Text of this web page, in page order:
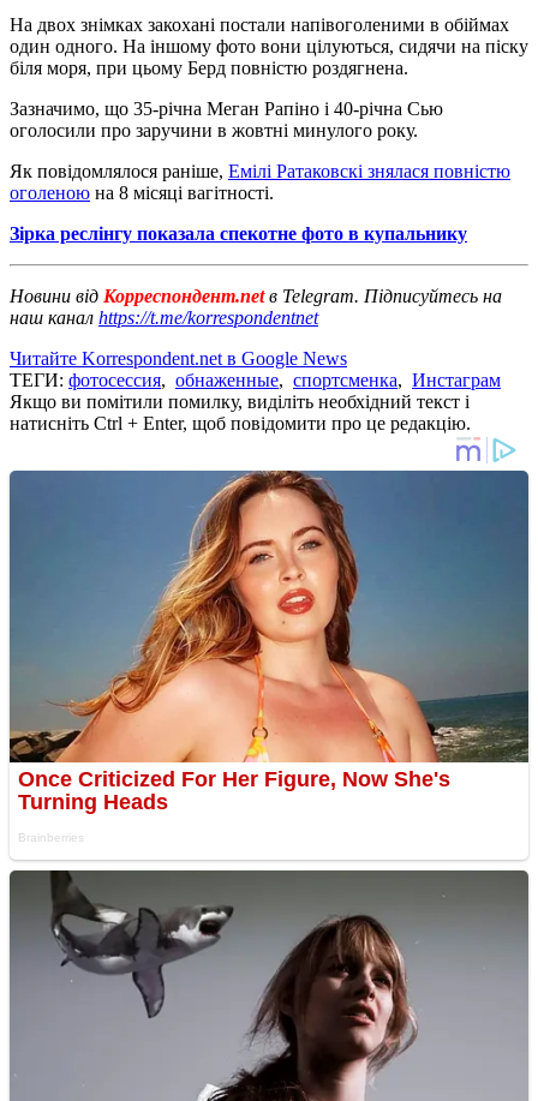
На двох знімках закохані постали напівоголеними в обіймах
один одного. На іншому фото вони цілуються, сидячи на піску
біля моря, при цьому Берд повністю роздягнена.
Зазначимо, що 35-річна Меган Рапіно і 40-річна Сью
оголосили про заручини в жовтні минулого року.
Як повідомлялося раніше, Емілі Ратаковскі знялася повністю
оголеною на 8 місяці вагітності.
Зірка реслінгу показала спекотне фото в купальнику
Новини від Корреспондент.netв Telegram. Підписуйтесь на
наш канал https://t.me/korrespondentnet
Читайте Korrespondent.net в Google News
ТЕГИ: фотосессия, обнаженные, спортсменка, Инстаграм
Якщо ви помітили помилку, виділіть необхідний текст і
натисніть Ctrl + Enter, щоб повідомити про це редакцію.